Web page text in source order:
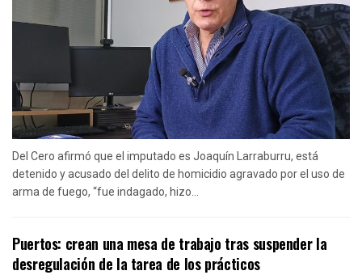
Del Cero afirmó que el imputado es Joaquín Larraburru, está
detenido y acusado del delito de homicidio agravado por el uso de
arma de fuego, “fue indagado, hizo...
Puertos: crean una mesa de trabajo tras suspender la
desregulación de la tarea de los prácticos